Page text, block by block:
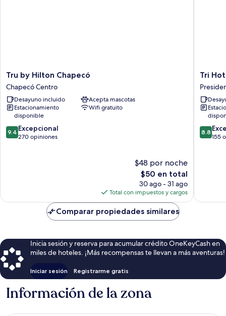
Tru
by
Hilton
Chapecó
Chapecó
Centro
Tru by Hilton Chapecó
Chapecó Centro
Desayuno incluido
Acepta mascotas
Estacionamiento
disponible
Wifi gratuito
9.4
de
9.4 Excepcional
270 opiniones
$48 por noche
El
precio
actual
es
de
$50
$50 en total
30 ago - 31 ago
Total con impuestos y cargos
Tri
Hotel
Centro
Médici
Tri
8.8
de
8.8
155
Comparar propiedades similares
Inicia sesión y reserva para acumular crédito OneKeyCash en
miles de hoteles. ¡Más recompensas te llevan a más aventuras!
Iniciar sesión Registrarme gratis
Información de la zona